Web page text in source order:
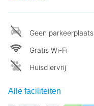
Geen parkeerplaats
Gratis Wi-Fi
Huisdiervrij
Alle faciliteiten